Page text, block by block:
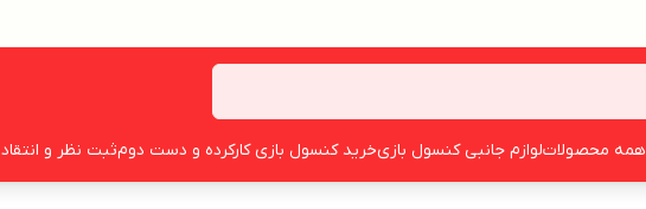
همه محصولاتلوازم جانبی کنسول بازیخرید کنسول بازی کارکرده و دست دومثبت نظر و انتقاد